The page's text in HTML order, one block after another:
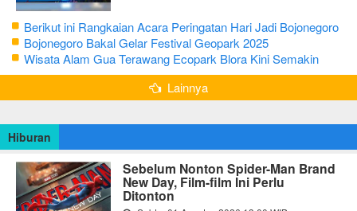
Berikut ini Rangkaian Acara Peringatan Hari Jadi Bojonegoro
Ke-348 Tahun 2025
Bojonegoro Bakal Gelar Festival Geopark 2025
Wisata Alam Gua Terawang Ecopark Blora Kini Semakin
Menarik
Lainnya
Hiburan
Sebelum Nonton Spider-Man Brand
New Day, Film-film Ini Perlu
Ditonton